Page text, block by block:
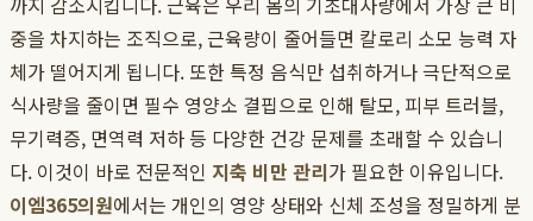
중을 차지하는 조직으로, 근육량이 줄어들면 칼로리 소모 능력 자
체가 떨어지게 됩니다. 또한 특정 음식만 섭취하거나 극단적으로
식사량을 줄이면 필수 영양소 결핍으로 인해 탈모, 피부 트러블,
무기력증, 면역력 저하 등 다양한 건강 문제를 초래할 수 있습니
다. 이것이 바로 전문적인 지축 비만 관리가 필요한 이유입니다.
이엠365의원에서는 개인의 영양 상태와 신체 조성을 정밀하게 분